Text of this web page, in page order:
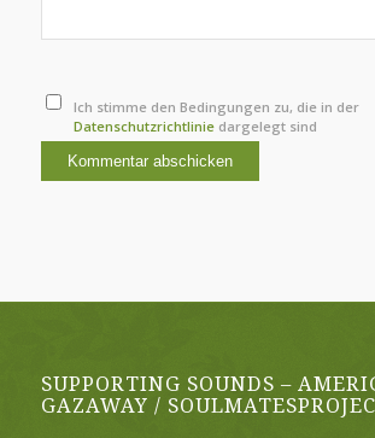
Ich stimme den Bedingungen zu, die in der
Datenschutzrichtlinie dargelegt sind
SUPPORTING SOUNDS –
GAZAWAY /